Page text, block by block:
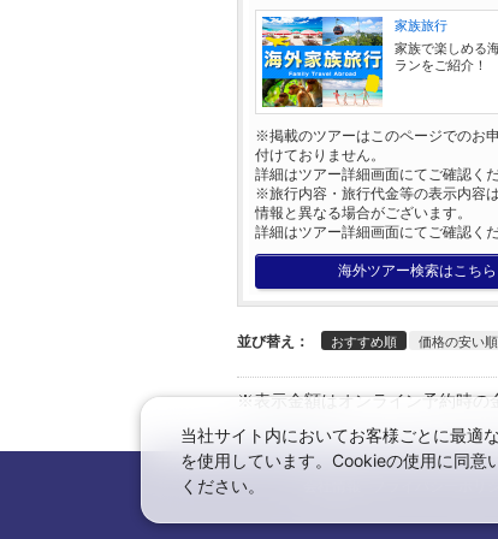
家族旅行
家族で楽しめる
ランをご紹介！
※掲載のツアーはこのページでのお
付けておりません。
詳細はツアー詳細画面にてご確認くだ
※旅行内容・旅行代金等の表示内容
情報と異なる場合がございます。
詳細はツアー詳細画面にてご確認くだ
海外ツアー検索はこちら
並び替え： おすすめ順 価格の安い順
※表示金額はオンライン予約時の
←日本旅行トップへ
当社サイト内においてお客様ごとに最適
を使用しています。Cookieの使用に同意
ください。